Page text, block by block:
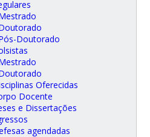
Doutorado
Oferecidas
Docente
e Dissertações
agendadas